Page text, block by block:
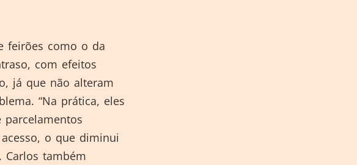
feirões como o da
com efeitos
já que não alteram
“Na prática, eles
o que diminui
Carlos também